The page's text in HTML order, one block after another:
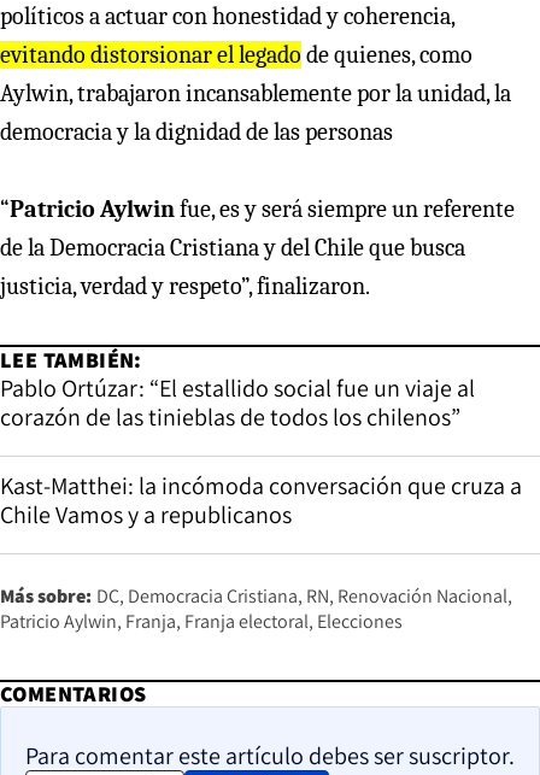
políticos a actuar con honestidad y coherencia,
evitando distorsionar el legado de quienes, como
Aylwin, trabajaron incansablemente por la unidad, la
democracia y la dignidad de las personas
“Patricio Aylwinfue, es y será siempre un referente
de la Democracia Cristiana y del Chile que busca
justicia, verdad y respeto”, finalizaron.
LEE TAMBIÉN:
Pablo Ortúzar: “El estallido social fue un viaje al
corazón de las tinieblas de todos los chilenos”
Kast-Matthei: la incómoda conversación que cruza a
Chile Vamos y a republicanos
Más sobre: DC Democracia Cristiana RN Renovación Nacional
Patricio Aylwin Franja Franja electoral Elecciones
COMENTARIOS
Para comentar este artículo debes ser suscriptor.